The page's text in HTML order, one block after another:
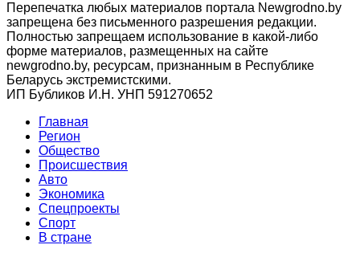
Перепечатка любых материалов портала Newgrodno.by
запрещена без письменного разрешения редакции.
Полностью запрещаем использование в какой-либо
форме материалов, размещенных на сайте
newgrodno.by, ресурсам, признанным в Республике
Беларусь экстремистскими.
ИП Бубликов И.Н. УНП 591270652
Главная
Регион
Общество
Происшествия
Авто
Экономика
Спецпроекты
Cпорт
В стране